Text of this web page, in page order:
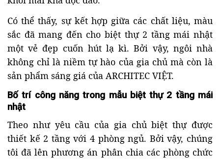
Có thể thấy, sự kết hợp giữa các chất liệu, màu
sắc đã mang đến cho biệt thự 2 tầng mái nhật
một vẻ đẹp cuốn hút lạ kì. Bởi vậy, ngôi nhà
không chỉ là niềm tự hào của gia chủ mà còn là
sản phẩm sáng giá của ARCHITEC VIỆT.
Bố trí công năng trong mẫu biệt thự 2 tầng mái
nhật
Theo như yêu cầu của gia chủ biệt thự được
thiết kế 2 tầng với 4 phòng ngủ. Bởi vậy, chúng
tôi đã lên phương án phân chia các phòng chức